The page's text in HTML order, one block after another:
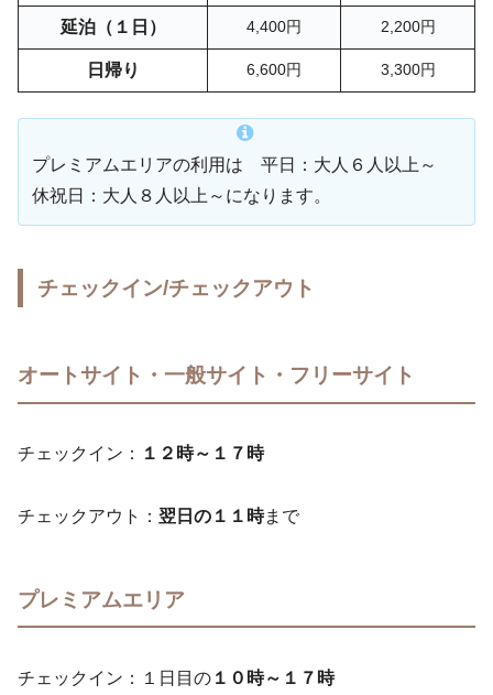
延泊（１日） 4,400円 2,200円
日帰り 6,600円 3,300円
プレミアムエリアの利用は 平日：大人６人以上～
休祝日：大人８人以上～になります。
チェックイン/チェックアウト
オートサイト・一般サイト・フリーサイト
チェックイン： １２時～１７時
チェックアウト： 翌日の１１時まで
プレミアムエリア
チェックイン：１日目の １０時～１７時